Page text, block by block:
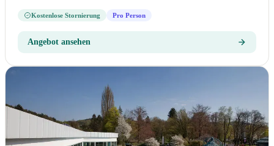
Kostenlose Stornierung Pro Person
Angebot ansehen